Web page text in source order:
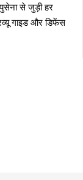
से जुड़ी हर
गाइड और डिफेंस